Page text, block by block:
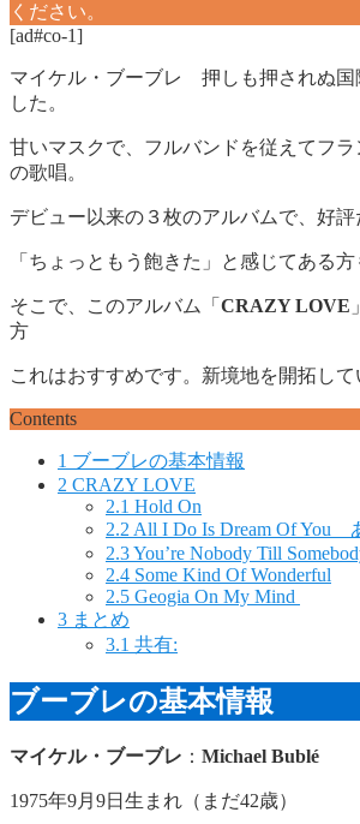
ください。
[ad#co-1]
マイケル・ブーブレ 押しも押されぬ国
した。
甘いマスクで、フルバンドを従えてフラ
の歌唱。
デビュー以来の３枚のアルバムで、好
「ちょっともう飽きた」と感じてある
そこで、このアルバム「 CRAZY LOVE
方
これはおすすめです。新境地を開拓して
Contents
1 ブーブレの基本情報
2 CRAZY LOVE
2.1 Hold On
2.2 All I Do Is Dream Of You
2.3You’re Nobody Till
2.4 Some Kind Of Wonderful
2.5 Geogia On My Mind
3 まとめ
3.1 共有:
ブーブレの基本情報
マイケル・ブーブレ ： Michael Bublé
1975年9月9日生まれ（まだ42歳）